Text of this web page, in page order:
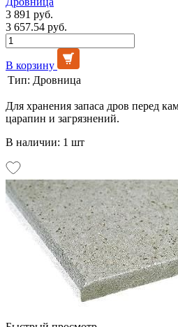
3 891 руб.
3 657.54 руб.
В корзину
Тип: Дровница
Для хранения запаса дров перед
царапин и загрязнений.
В наличии: 1 шт